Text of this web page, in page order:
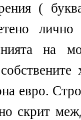
(
на
евро.
скрит